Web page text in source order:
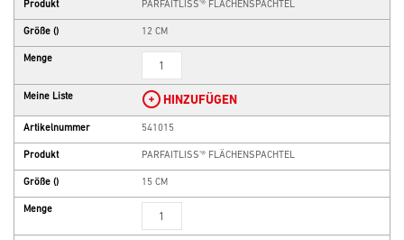
Produkt PARFAITLISS'® FLÄCHENSPACHTEL
Größe () 12 CM
Menge
Meine Liste HINZUFÜGEN
Artikelnummer 541015
Produkt PARFAITLISS'® FLÄCHENSPACHTEL
Größe () 15 CM
Menge